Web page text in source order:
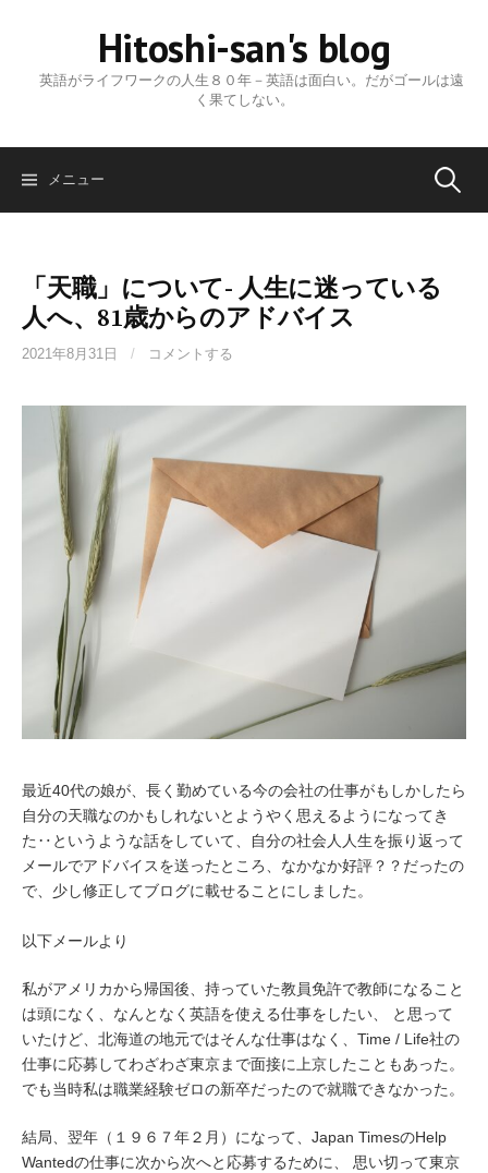
ッ
Hitoshi-san's blog
英語がライフワークの人生８０年－英語は面白い。だがゴールは遠
く果てしない。
メニュー 検
「天職」について- 人生に迷っている
人へ、81歳からのアドバイス
2021年8月31日 / コメントする
最近40代の娘が、長く勤めている今の会社の仕事がもしかしたら
自分の天職なのかもしれないとようやく思えるようになってき
た‥というような話をしていて、自分の社会人人生を振り返って
メールでアドバイスを送ったところ、なかなか好評？？だったの
で、少し修正してブログに載せることにしました。
以下メールより
私がアメリカから帰国後、持っていた教員免許で教師になること
は頭になく、なんとなく英語を使える仕事をしたい、 と思って
いたけど、北海道の地元ではそんな仕事はなく、Time / Life社の
仕事に応募してわざわざ東京まで面接に上京したこともあった。
でも当時私は職業経験ゼロの新卒だったので就職できなかった。
結局、翌年（１９６７年２月）になって、Japan TimesのHelp
Wantedの仕事に次から次へと応募するために、 思い切って東京